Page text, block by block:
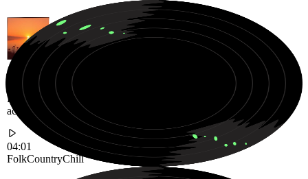
Hành trình Folk Country ấm áp, thư giãn, tràn ngập âm thanh dây
acoustic và những câu chuyện nhẹ nhàng
04:01
FolkCountryChill